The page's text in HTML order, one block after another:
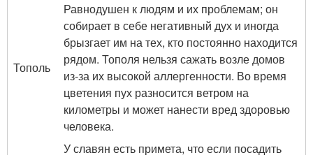
Тополь
Равнодушен к людям и их проблемам; он
собирает в себе негативный дух и иногда
брызгает им на тех, кто постоянно находится
рядом. Тополя нельзя сажать возле домов
из-за их высокой аллергенности. Во время
цветения пух разносится ветром на
километры и может нанести вред здоровью
человека.
У славян есть примета, что если посадить